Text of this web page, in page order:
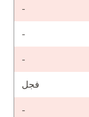
-
-
-
فجل
-